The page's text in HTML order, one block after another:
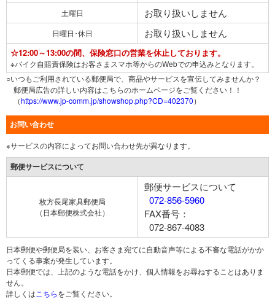
土曜日 お取り扱いしません
日曜日･休日 お取り扱いしません
☆12:00～13:00の間、保険窓口の営業を休止しております。
※バイク自賠責保険はお客さまスマホ等からのWebでの申込みとなります。
○いつもご利用されている郵便局で、商品やサービスを宣伝してみませんか？
郵便局広告の詳しい内容はこちらのホームページをご覧ください！！
（https://www.jp-comm.jp/showshop.php?CD=402370）
お問い合わせ
※サービスの内容によってお問い合わせ先が異なります。
郵便サービスについて
枚方長尾家具郵便局
（日本郵便株式会社）
郵便サービスについて
072-856-5960
FAX番号：
072-867-4083
日本郵便や郵便局を装い、お客さま宛てに自動音声等による不審な電話がかか
ってくる事案が発生しています。
日本郵便では、上記のような電話をかけ、個人情報をお尋ねすることはありま
せん。
詳しくは こちらをご覧ください。